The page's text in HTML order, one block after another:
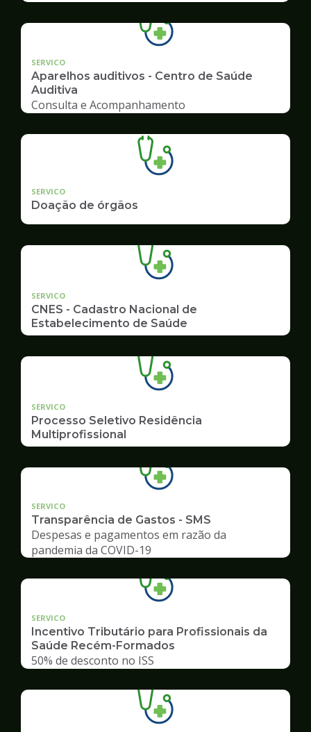
SERVICO
Aparelhos auditivos - Centro de Saúde
Auditiva
Consulta e Acompanhamento
SERVICO
Doação de órgãos
SERVICO
CNES - Cadastro Nacional de
Estabelecimento de Saúde
SERVICO
Processo Seletivo Residência
Multiprofissional
SERVICO
Transparência de Gastos - SMS
Despesas e pagamentos em razão da
pandemia da COVID-19
SERVICO
Incentivo Tributário para Profissionais da
Saúde Recém-Formados
50% de desconto no ISS